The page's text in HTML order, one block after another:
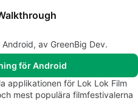
av GreenBig Dev.
för Android
applikationen för Lok Lok Film
mest populära filmfestivalerna